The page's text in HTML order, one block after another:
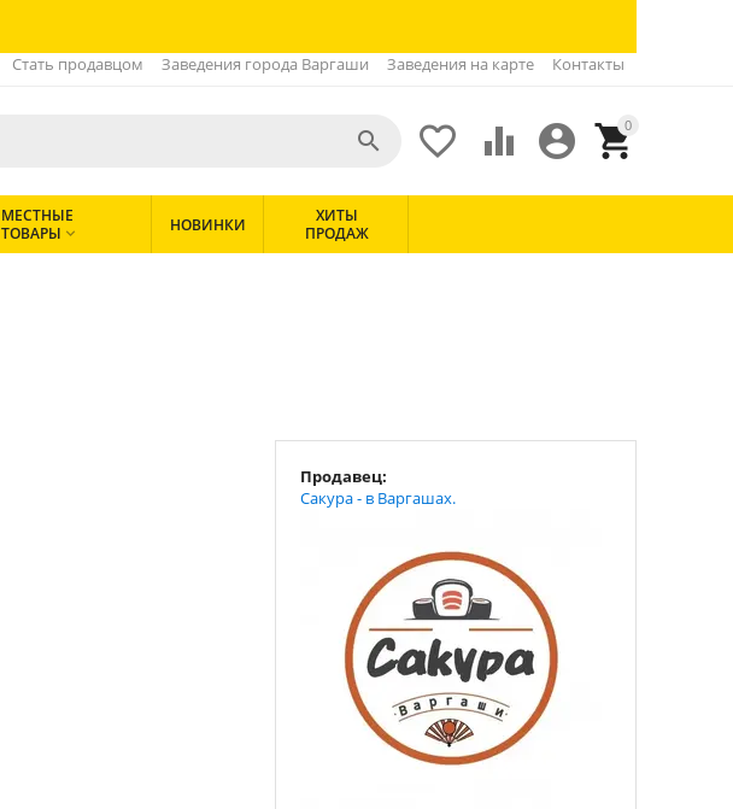
Стать продавцом Заведения города Варгаши Заведения на карте Контакты
0


 

МЕСТНЫЕ
ТОВАРЫ  НОВИНКИ
ХИТЫ
ПРОДАЖ
Продавец:
Сакура - в Варгашах.